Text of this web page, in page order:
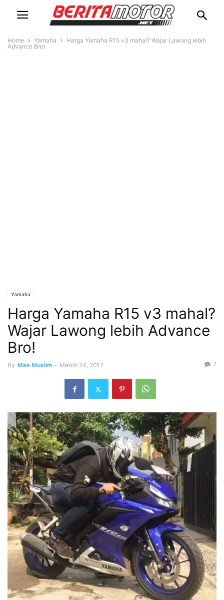
Home Yamaha
Harga Yamaha R15 v3 mahal? Wajar Lawong lebih
Advance Bro!
Yamaha
Harga Yamaha R15 v3 mahal?
Wajar Lawong lebih Advance
Bro!
By Mas Muslim - March 24, 2017 7